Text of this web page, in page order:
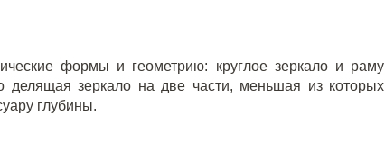
формы и геометрию: круглое зеркало и раму
делящая зеркало на две части, меньшая из которых
глубины.